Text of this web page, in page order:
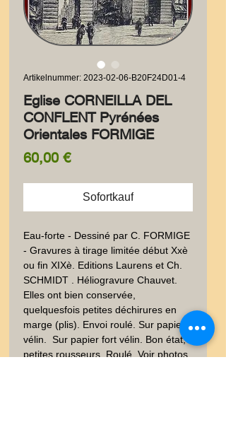
Artikelnummer: 2023-02-06-B20F24D01-4
Eglise CORNEILLA DEL
CONFLENT Pyrénées
Orientales FORMIGE
60,00 €Preis
Sofortkauf
Eau-forte - Dessiné par C. FORMIGE
- Gravures à tirage limitée début Xxè
ou fin XIXè. Editions Laurens et Ch.
SCHMIDT . Héliogravure Chauvet.
Elles ont bien conservée,
quelquesfois petites déchirures en
marge (plis). Envoi roulé. Sur papier
vélin.  Sur papier fort vélin. Bon état,
petites rousseurs, Roulé, Voir photos.